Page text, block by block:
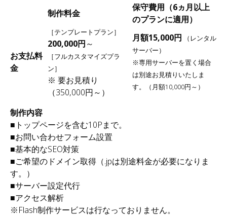
…とはいえ、難しいんでしょ？とお思い
サイトを作るのはもちろん大変ですが
（それは私の仕事ですので）更新だけ
でしたらIDとパスワードさえ覚えてい
ただければブログ感覚でとっても簡単
です。
リアルタイムな更新も可能です。
現在、セルフプロモーションにインタ
ーネットは必須のツールに成りつつあ
ります。
プレイヤーの魅力・長所・美しさを見
る人にどんどん伝えて、ファンの拡
大・集客の拡大に繋がるウェブサイト
を作ってみませんか。
属するグループのサイトを簡単に更新
することができるなら、積極的に新し
い情報やメッセージを発信することで
店舗に足を運んで下さるチャンスも増
えますし、お仕事を依頼する側のスポ
ンサーの方もきっと見てくれるでしょ
う。
例えばスマホからでもブログが書ける
ですが、では、その肝心な「お店」の
ことはどうやって知ればいいのでしょ
うか？
そこでホームページが活躍してくれる
ことになります。
今現在、新聞の小さな見出しやフリー
ペーパー以上に需要を占めるのは、実
「個人のメディア」と言えると思いま
す。
また良質なウェブサイトは皆さんに代
あり、アシスタントです。
チラシの費用を見なおして、集客のた
めにサイトをリニューアルするという
制作料金
保守費用（6ヵ月以上
のプランに適用）
お支払料
金
［テンプレートプラン］
200,000円～
［フルカスタマイズプラ
ン］
※ 要お見積り
（350,000円～）
月額15,000円 （レンタル
サーバー）
※専用サーバーを置く場合
は別途お見積りいたしま
す。（月額10,000円～）
制作内容
■トップページを含む10Pまで。
■お問い合わせフォーム設置
■基本的なSEO対策
■ご希望のドメイン取得（.jpは別途料金が必要になりま
す。）
■サーバー設定代行
■アクセス解析
※Flash制作サービスは行なっておりません。